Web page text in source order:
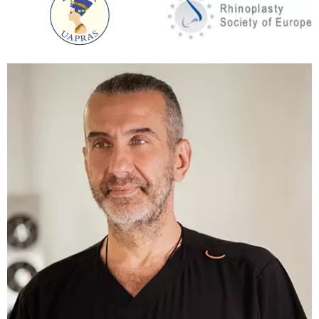
частіше зустрічається аномалія розвитку
нижньої щелепи.
Остеотомії.
Ендопротезування.
Остеотомія.Суть оперативного втручання
полягає в наступному. Пластичний хірург
резецує частину нижньої кістки підборіддя,
після цього висуває її вперед. У цьому
положенні підборіддя фіксується за допомогою
спеціальних титанових пластин. Порожнечі, що
утворилися, заповнюються за допомогою
жирової емульсії самого пацієнта. Доступ в зону
оперативного втручання здійснюється через
ротову порожнину.